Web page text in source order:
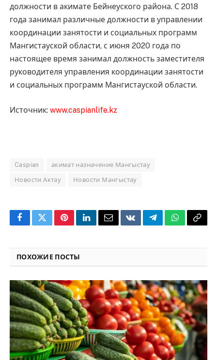
должности в акимате Бейнеуского района. С 2018
года занимал различные должности в управлении
координации занятости и социальных программ
Мангистауской области, с июня 2020 года по
настоящее время занимал должность заместителя
руководителя управления координации занятости
и социальных программ Мангистауской области.
Источник: www.caspianlife.kz
Caspian акимат назначение Мангыстау
Новости Актау Новости Мангыстау
FacebookTwitterPinterestLinkedInEmailVKontakteTelegramWhatsApp
Copy
ПОХОЖИЕ ПОСТЫ